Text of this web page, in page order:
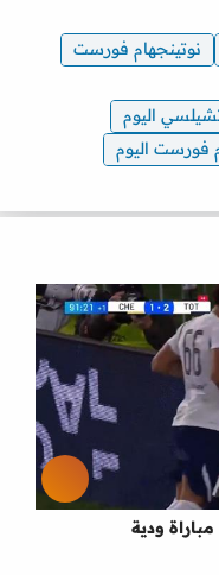
نوتينجهام فورست
اليوم
فورست اليوم